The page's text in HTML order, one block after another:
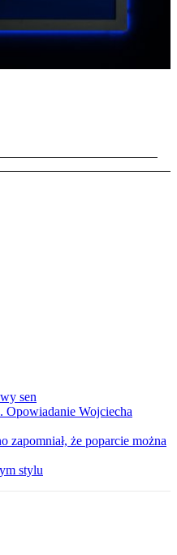
sen
Opowiadanie Wojciecha
zapomniał, że poparcie można
stylu